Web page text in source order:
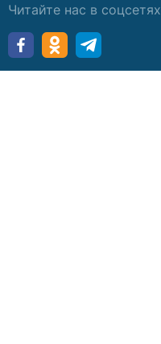
Читайте нас в соцсетях